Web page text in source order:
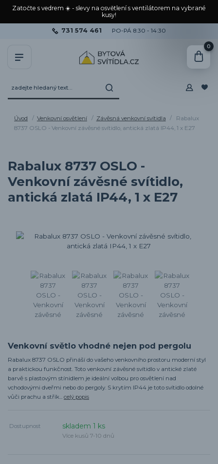
Zatočte s vedrem ☀️ - slevy na osvětlení s ventilátorem na vybrané
kusy!
731 574 461 PO-PÁ 8:30 - 14:30
0
Úvod Venkovní osvětlení Závěsná venkovní svítidla
Rabalux
8737 OSLO - Venkovní závěsné svítidlo, antická zlatá IP44, 1 x E27
Rabalux 8737 OSLO -
Venkovní závěsné svítidlo,
antická zlatá IP44, 1 x E27
Venkovní světlo vhodné nejen pod pergolu
Rabalux 8737 OSLO přináší do vašeho venkovního prostoru moderní styl
a praktickou funkčnost. Toto venkovní závěsné svítidlo v antické zlaté
barvě s plastovým stínidlem je ideální volbou pro osvětlení nad
vchodovými dveřmi nebo do pergoly. S krytím IP44 je toto svítidlo odolné
vůči prachu a střík... celý popis
Dostupnost skladem 1 ks
Více kusů 7-10 dnů